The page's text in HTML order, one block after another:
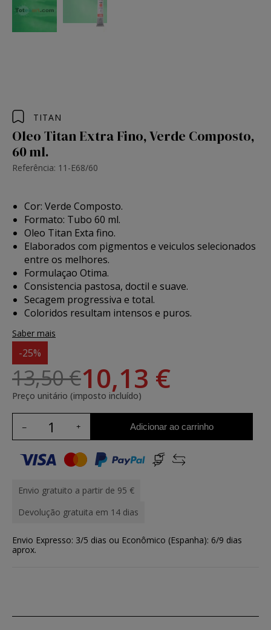
TITAN
Oleo Titan Extra Fino, Verde Composto,
60 ml.
Referência: 11-E68/60
Cor: Verde Composto.
Formato: Tubo 60 ml.
Oleo Titan Exta fino.
Elaborados com pigmentos e veiculos selecionados
entre os melhores.
Formulaçao Otima.
Consistencia pastosa, doctil e suave.
Secagem progressiva e total.
Coloridos resultam intensos e puros.
Saber mais
-25%
13,50 €10,13 €
Preço unitário (imposto incluído)
Adicionar ao carrinho
Envio gratuito a partir de 95 €
Devolução gratuita em 14 dias
Envio Expresso: 3/5 dias ou Econômico (Espanha): 6/9 dias
aprox.